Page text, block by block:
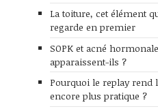
La toiture, cet élément
regarde en premier
SOPK et acné
apparaissent-ils ?
Pourquoi le replay rend
encore plus pratique ?